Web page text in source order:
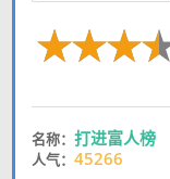
名称： 打进富人榜
人气： 45266